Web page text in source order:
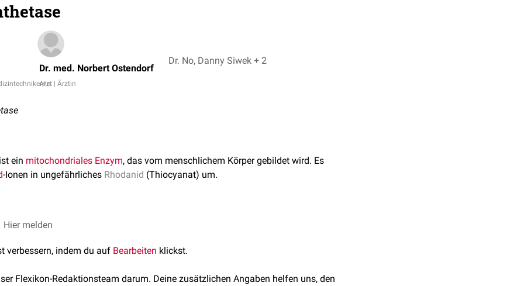
in
Dr. med. Norbert Ostendorf
Arzt | Ärztin
Dr. No, Danny Siwek + 2
ist ein mitochondriales Enzym, das vom menschlichem Körper gebildet wird. Es
-Ionen in ungefährliches Rhodanid (Thiocyanat) um.
beim Menschen ist insgesamt gering. Der Körper kann daher nur kleine
Rhodanid-Synthetase benötigtenSchwefelund wird daher als
Hier melden
verbessern, indem du auf Bearbeiten klickst.
Flexikon-Redaktionsteam darum. Deine zusätzlichen Angaben helfen uns, den